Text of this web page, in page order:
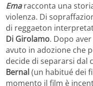
Emaracconta una
violenza. Di
di reggaeton
Di Girolamo. Dopo
avuto in adozione che
decide di separarsi dal
Bernal(un habitué dei
momento il film è